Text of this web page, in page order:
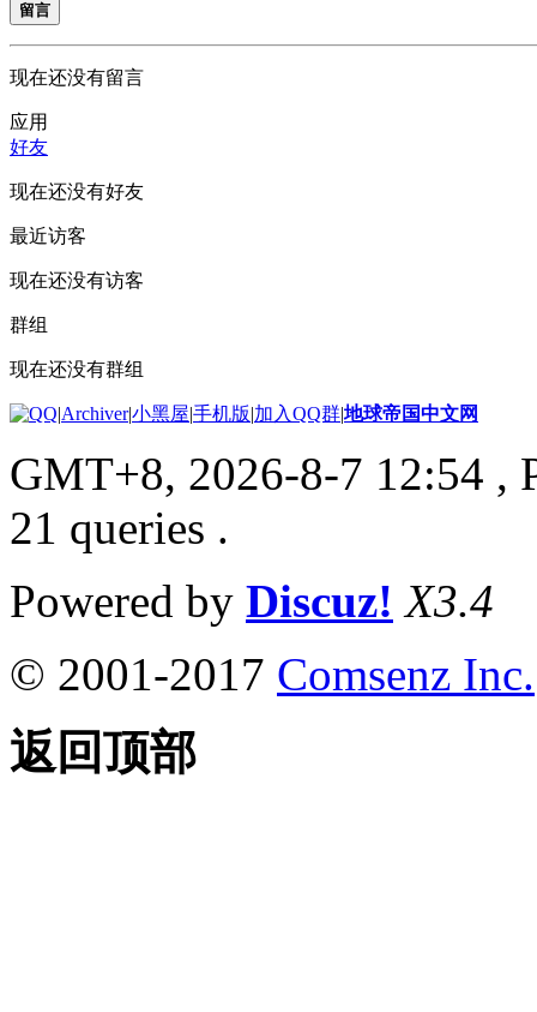
留言
现在还没有留言
应用
好友
现在还没有好友
最近访客
现在还没有访客
群组
现在还没有群组
|Archiver|小黑屋|手机版|加入QQ群|地球帝国中文网
GMT+8, 2026-8-7 12:54 ,
21 queries .
Powered by Discuz! X3.4
© 2001-2017 Comsenz Inc.
返回顶部